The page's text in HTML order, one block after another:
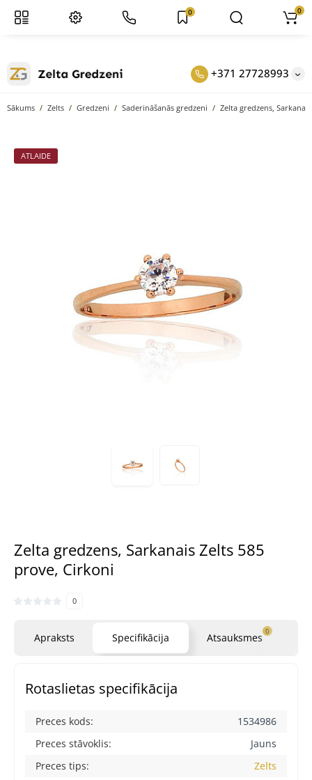
+371 27728993
0 0
Sākums Zelts Gredzeni Saderināšanās gredzeni Zelta gredzens,
ATLAIDE
Zelta gredzens, Sarkanais Zelts 585
prove, Cirkoni
0
Apraksts Specifikācija Atsauksmes 0
Rotaslietas specifikācija
Preces kods:
1534986
Preces stāvoklis:
Jauns
Preces tips:
Zelts